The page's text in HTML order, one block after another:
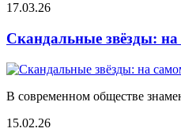
17.03.26
Скандальные звёзды:
В современном обществе
15.02.26